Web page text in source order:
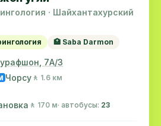
· Шайхантахурский
🏥 Saba Darmon
7А/3
Чорсу 🚶 1.6 км
🚶 170 м· автобусы: 23